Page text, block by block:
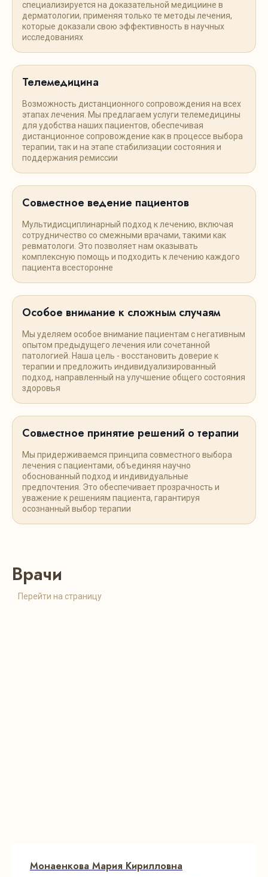
специализируется на доказательной медициине в
дерматологии, применяя только те методы лечения,
которые доказали свою эффективность в научных
исследованиях
Телемедицина
Возможность дистанционного сопровождения на всех
этапах лечения. Мы предлагаем услуги телемедицины
для удобства наших пациентов, обеспечивая
дистанционное сопровождение как в процессе выбора
терапии, так и на этапе стабилизации состояния и
поддержания ремиссии
Совместное ведение пациентов
Мультидисциплинарный подход к лечению, включая
сотрудничество со смежными врачами, такими как
ревматологи. Это позволяет нам оказывать
комплексную помощь и подходить к лечению каждого
пациента всесторонне
Особое внимание к сложным случаям
Мы уделяем особое внимание пациентам с негативным
опытом предыдущего лечения или сочетанной
патологией. Наша цель - восстановить доверие к
терапии и предложить индивидуализированный
подход, направленный на улучшение общего состояния
здоровья
Совместное принятие решений о терапии
Мы придерживаемся принципа совместного выбора
лечения с пациентами, объединяя научно
обоснованный подход и индивидуальные
предпочтения. Это обеспечивает прозрачность и
уважение к решениям пациента, гарантируя
осознанный выбор терапии
Врачи
Перейти на страницу
Монаенкова Мария Кирилловна